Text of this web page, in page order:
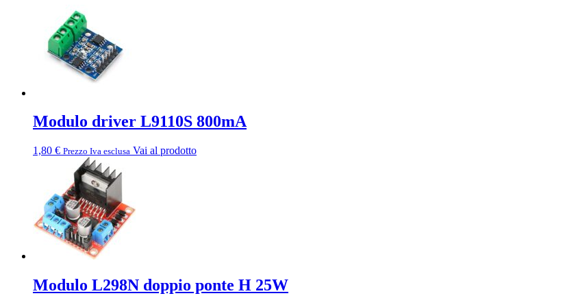
Modulo driver L9110S 800mA
1,80 € Prezzo Iva esclusa Vai al prodotto
Modulo L298N doppio ponte H 25W